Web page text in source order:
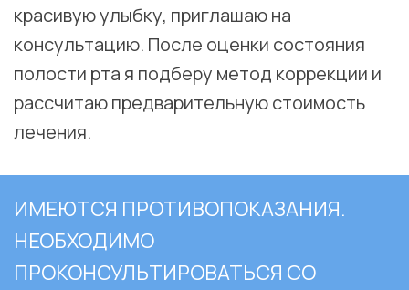
красивую улыбку, приглашаю на
консультацию. После оценки состояния
полости рта я подберу метод коррекции и
рассчитаю предварительную стоимость
лечения.
ИМЕЮТСЯ ПРОТИВОПОКАЗАНИЯ.
НЕОБХОДИМО
ПРОКОНСУЛЬТИРОВАТЬСЯ СО